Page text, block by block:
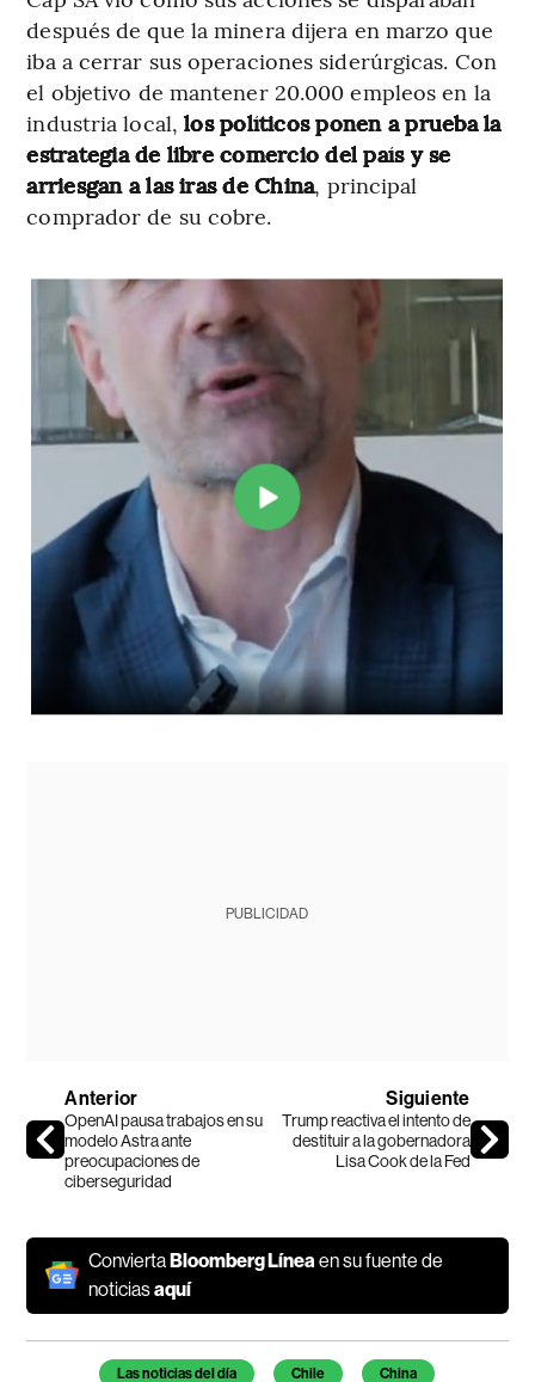
después de que la minera dijera en marzo que
iba a cerrar sus operaciones siderúrgicas. Con
el objetivo de mantener 20.000 empleos en la
industria local,los políticos ponen a prueba la
estrategia de libre comercio del país y se
arriesgan a las iras de China, principal
comprador de su cobre.
PUBLICIDAD
Anterior
OpenAI pausa trabajos en su
modelo Astra ante
preocupaciones de
ciberseguridad
Siguiente
Trump reactiva el intento de
destituir a la gobernadora
Lisa Cook de la Fed
ConviertaBloomberg Línea en su fuente de
noticiasaquí
Temas de este artículo
Las noticias del día Chile China